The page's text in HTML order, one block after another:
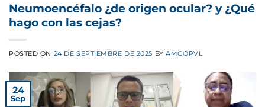
Neumoencéfalo ¿de origen ocular? y ¿Qué
hago con las cejas?
POSTED ON 24 DE SEPTIEMBRE DE 2025 BYAMCOPVL
24
Sep